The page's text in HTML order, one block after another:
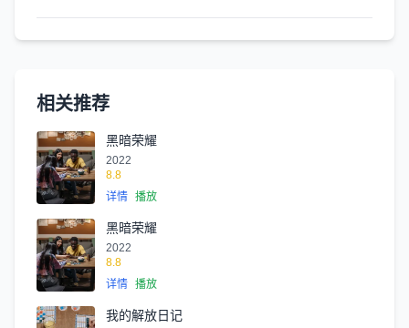
相关推荐
黑暗荣耀
2022
8.8
详情 播放
黑暗荣耀
2022
8.8
详情 播放
我的解放日记